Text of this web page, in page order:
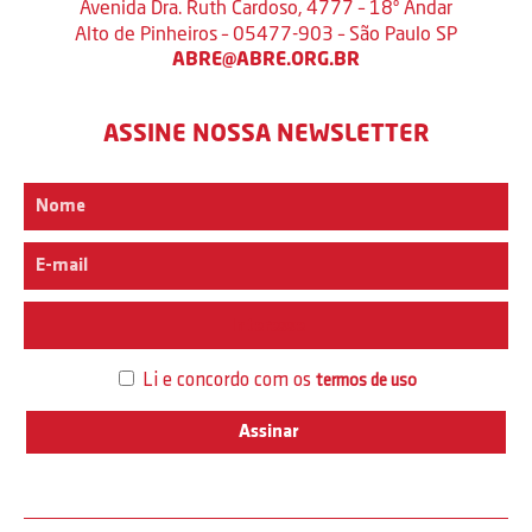
Avenida Dra. Ruth Cardoso, 4777 – 18º Andar
Alto de Pinheiros – 05477-903 – São Paulo SP
ABRE@ABRE.ORG.BR
ASSINE NOSSA NEWSLETTER
Li e concordo com os termos de uso